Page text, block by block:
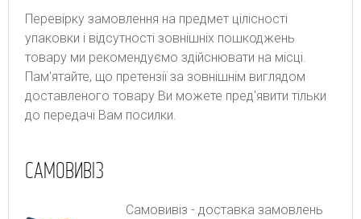
Перевірку замовлення на предмет цілісності
упаковки і відсутності зовнішніх пошкоджень
товару ми рекомендуємо здійснювати на місці.
Пам'ятайте, що претензії за зовнішнім виглядом
доставленого товару Ви можете пред'явити тільки
до передачі Вам посилки.
САМОВИВІЗ
Самовивіз - доставка замовлень